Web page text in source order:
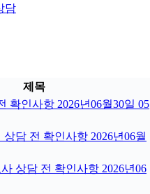
담
제목
확인사항 2026년06월30일 05
담 전 확인사항 2026년06월
상담 전 확인사항 2026년06